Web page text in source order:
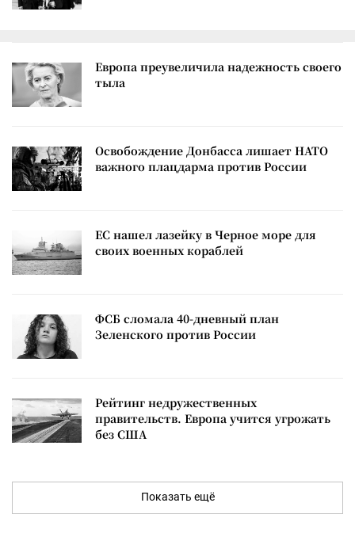
Европа преувеличила надежность своего
тыла
Освобождение Донбасса лишает НАТО
важного плацдарма против России
ЕС нашел лазейку в Черное море для
своих военных кораблей
ФСБ сломала 40-дневный план
Зеленского против России
Рейтинг недружественных
правительств. Европа учится угрожать
без США
Показать ещё